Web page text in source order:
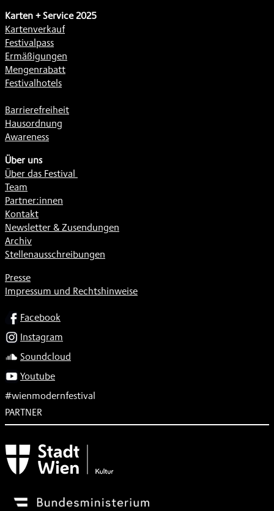
Karten + Service 2025
Kartenverkauf
Festivalpass
Ermäßigungen
Mengenrabatt
Festivalhotels
Barrierefreiheit
Hausordnung
Awareness
Über uns
Über das Festival
Team
Partner:innen
Kontakt
Newsletter & Zusendungen
Archiv
Stellenausschreibungen
Presse
Impressum und Rechtshinweise
SOCIALFacebook
Instagram
Soundcloud
Youtube
#wienmodernfestival
PARTNER
Subventionsgeber